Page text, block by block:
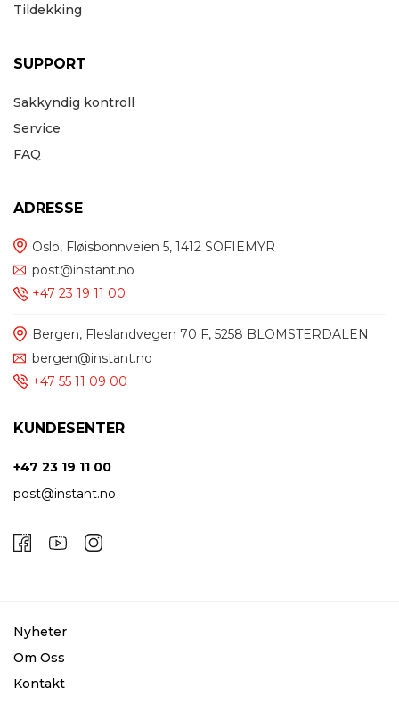
Tildekking
SUPPORT
Sakkyndig kontroll
Service
FAQ
ADRESSE
Oslo, Fløisbonnveien 5, 1412 SOFIEMYR
post@instant.no
+47 23 19 11 00
Bergen, Fleslandvegen 70 F, 5258 BLOMSTERDALEN
bergen@instant.no
+47 55 11 09 00
KUNDESENTER
+47 23 19 11 00
post@instant.no
Nyheter
Om Oss
Kontakt